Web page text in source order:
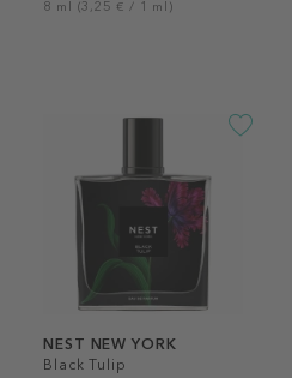
8 ml (3,25 € / 1 ml)
NEST NEW YORK
Black Tulip